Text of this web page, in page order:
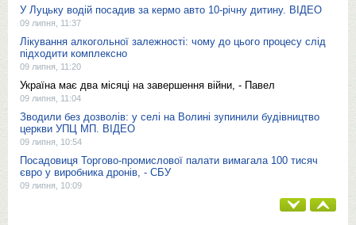
У Луцьку водій посадив за кермо авто 10-річну дитину. ВІДЕО
09 липня, 11:37
Лікування алкогольної залежності: чому до цього процесу слід
підходити комплексно
09 липня, 11:20
Україна має два місяці на завершення війни, - Павел
09 липня, 11:04
Зводили без дозволів: у селі на Волині зупинили будівництво
церкви УПЦ МП. ВІДЕО
09 липня, 10:54
Посадовиця Торгово-промислової палати вимагала 100 тисяч
євро у виробника дронів, - СБУ
09 липня, 10:09